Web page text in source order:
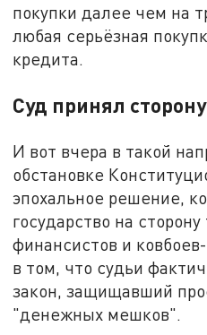
покупки далее чем на
любая серьёзная
кредита.
Суд принял
И вот вчера в такой
обстановке
эпохальное решение,
государство на
финансистов и
в том, что судьи
закон, защищавший
"денежных мешков".